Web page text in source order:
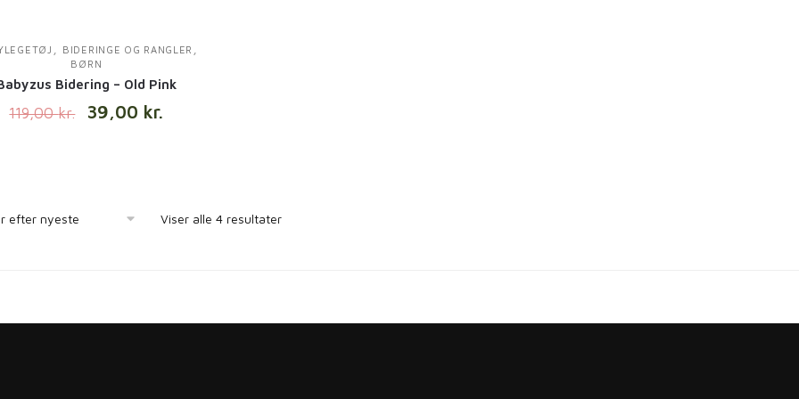
BIDERINGE OG RANGLER
BØRN
Bidering – Old Pink
119,00kr. 39,00 kr.
Viser alle 4 resultater